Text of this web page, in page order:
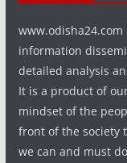
information
detailed analysis
It is a product of
mindset of the
front of the society
we can and must